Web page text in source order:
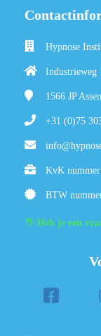
Hypnose
Industrieweg
1566 JP
+31 (0)75
KvK
BTW
👋 Heb je een